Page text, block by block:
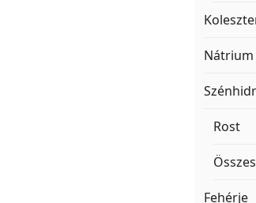
Nátrium
Rost
Fehérje